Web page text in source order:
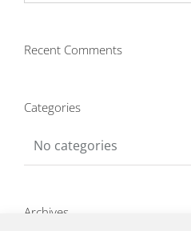
Recent Comments
Categories
No categories
Archives